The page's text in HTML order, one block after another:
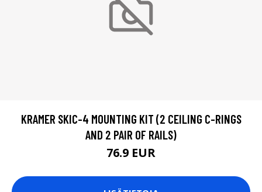
KRAMER SKIC-4 MOUNTING KIT (2 CEILING C-RINGS
AND 2 PAIR OF RAILS)
76.9 EUR